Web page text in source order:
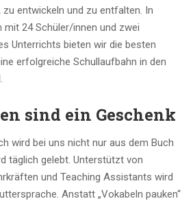
entwickeln und zu entfalten. In
24 Schüler/innen und zwei
Unterrichts bieten wir die besten
erfolgreiche Schullaufbahn in den
sind ein Geschenk
wird bei uns nicht nur aus dem Buch
täglich gelebt. Unterstützt von
und Teaching Assistants wird
Anstatt „Vokabeln pauken“